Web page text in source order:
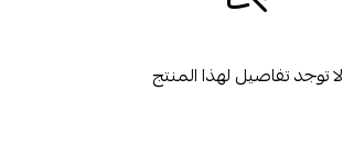
لا توجد تفاصيل لهذا المنتج